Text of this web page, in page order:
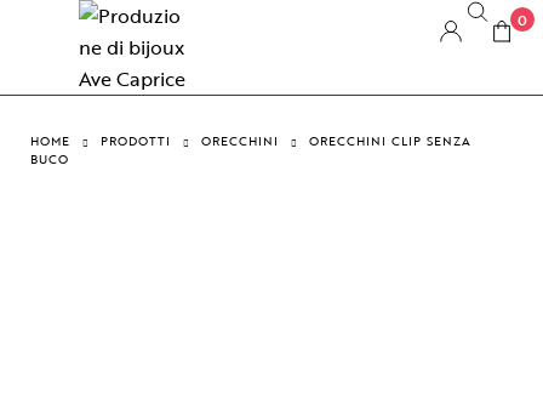
0
HOME PRODOTTI ORECCHINI
ORECCHINI CLIP SENZA
BUCO